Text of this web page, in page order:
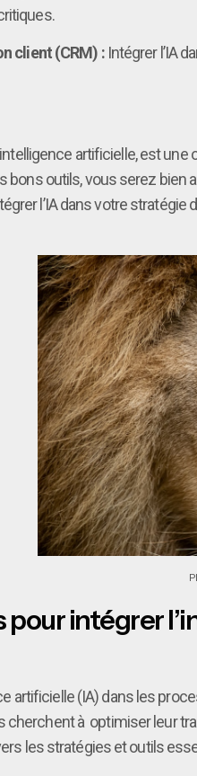
client (CRM) :Intégrer l’IA
artificielle, est
bons outils, vous serez
l’IA dans votre
intégrer
artificielle (IA) dans les
à optimiser leur
les stratégies et outils